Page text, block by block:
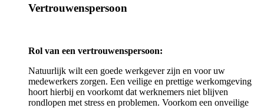
Vertrouwenspersoon
Rol van een vertrouwenspersoon:
Natuurlijk wilt een goede werkgever zijn en voor uw
medewerkers zorgen. Een veilige en prettige werkomgeving
hoort hierbij en voorkomt dat werknemers niet blijven
rondlopen met stress en problemen. Voorkom een onveilige